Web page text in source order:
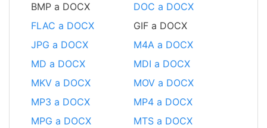
BMP a DOCX
DOC a DOCX
FLAC a DOCX
GIF a DOCX
JPG a DOCX
M4A a DOCX
MD a DOCX
MDI a DOCX
MKV a DOCX
MOV a DOCX
MP3 a DOCX
MP4 a DOCX
MPG a DOCX
MTS a DOCX